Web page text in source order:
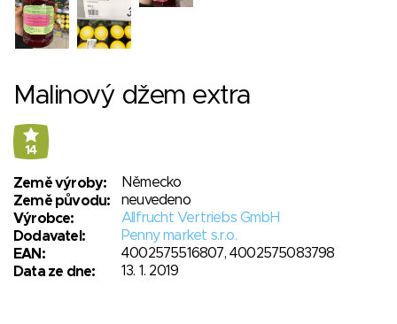
Malinový džem extra
14
Země výroby:
Německo
Země původu:
neuvedeno
Výrobce:
Allfrucht Vertriebs GmbH
Dodavatel:
Penny market s.r.o.
EAN:
4002575516807, 4002575083798
Data ze dne:
13. 1. 2019